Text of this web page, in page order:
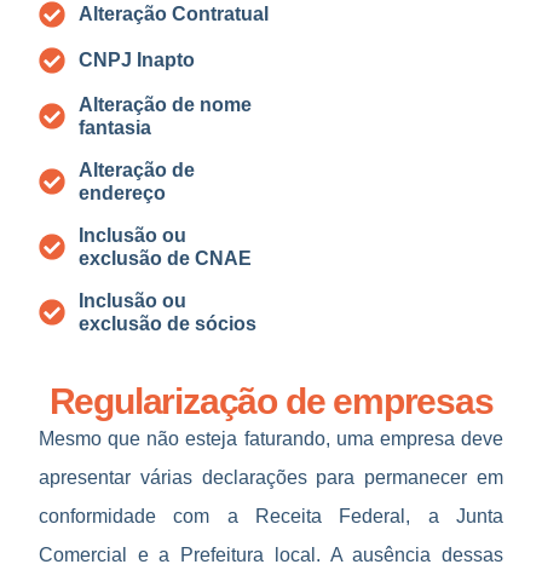
Alteração Contratual
CNPJ Inapto
Alteração de nome
fantasia
Alteração de
endereço
Inclusão ou
exclusão de CNAE
Inclusão ou
exclusão de sócios
Regularização de empresas
Mesmo que não esteja faturando, uma empresa deve
apresentar várias declarações para permanecer em
conformidade com a Receita Federal, a Junta
Comercial e a Prefeitura local. A ausência dessas